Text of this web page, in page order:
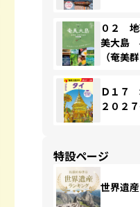
０２
美大島
（奄美
Ｄ１７
２０２
特設ページ
世界遺